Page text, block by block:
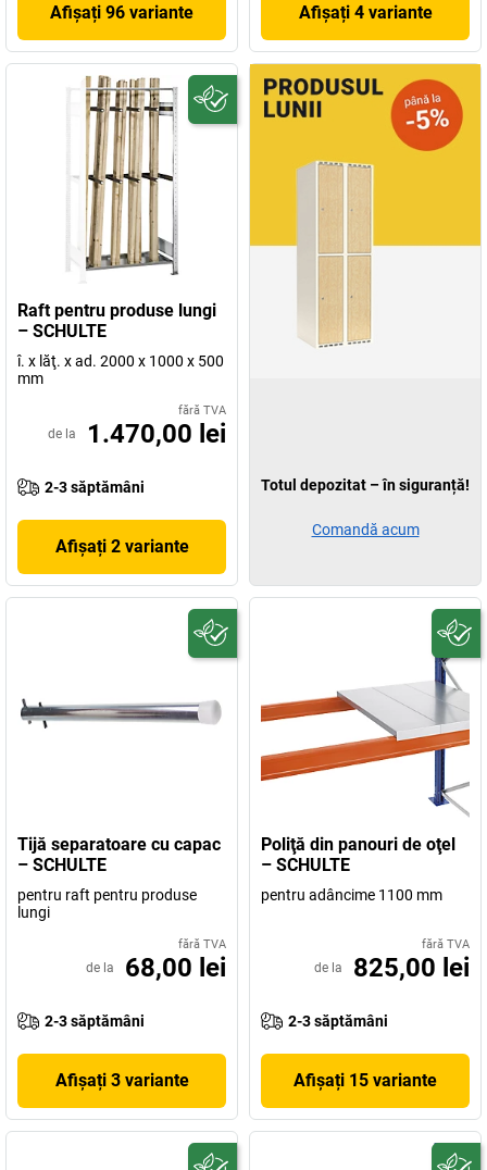
Afișați 96 variante Afișați 4 variante
Raft pentru produse lungi
– SCHULTE
î. x lăţ. x ad. 2000 x 1000 x 500
mm
fără TVA
de la 1.470,00 lei
2-3 săptămâni
Afișați 2 variante
Tijă separatoare cu capac
– SCHULTE
pentru raft pentru produse
lungi
fără TVA
de la 68,00 lei
2-3 săptămâni
Afișați 3 variante
Poliţă din panouri de oţel
– SCHULTE
pentru adâncime 1100 mm
fără TVA
de la 825,00 lei
2-3 săptămâni
Afișați 15 variante
Totul depozitat – în siguranță!
Comandă acum